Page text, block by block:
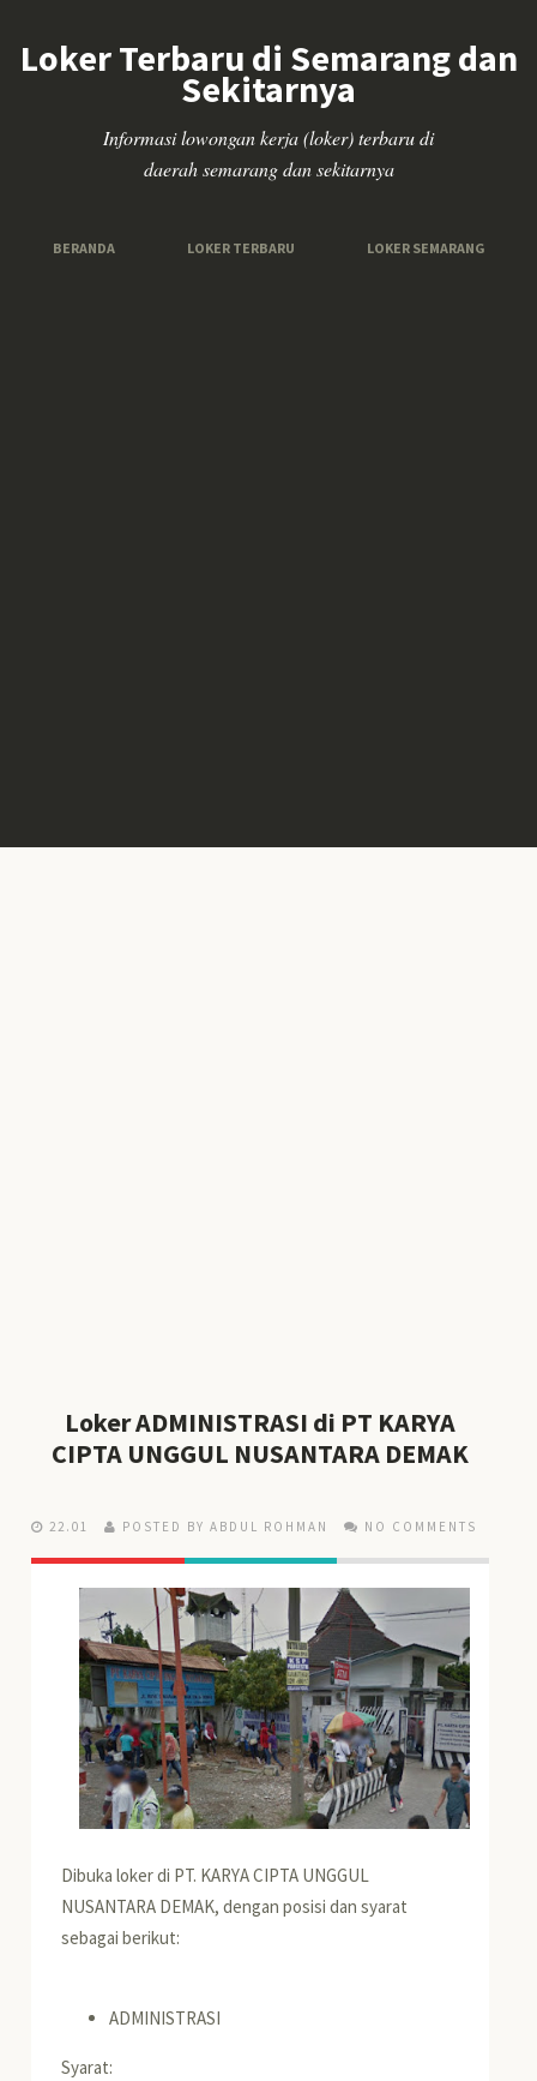
Loker Terbaru di Semarang dan
Sekitarnya
Informasi lowongan kerja (loker) terbaru di
daerah semarang dan sekitarnya
BERANDA LOKER TERBARU LOKER SEMARANG
Loker ADMINISTRASI di PT KARYA
CIPTA UNGGUL NUSANTARA DEMAK
22.01 POSTED BY ABDUL ROHMAN NO COMMENTS
Dibuka loker di PT. KARYA CIPTA UNGGUL
NUSANTARA DEMAK, dengan posisi dan syarat
sebagai berikut:
ADMINISTRASI
Syarat: